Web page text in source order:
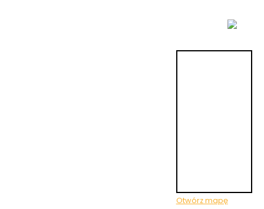
Otwórz mapę